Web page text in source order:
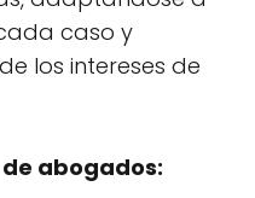
caso y
los intereses de
abogados: